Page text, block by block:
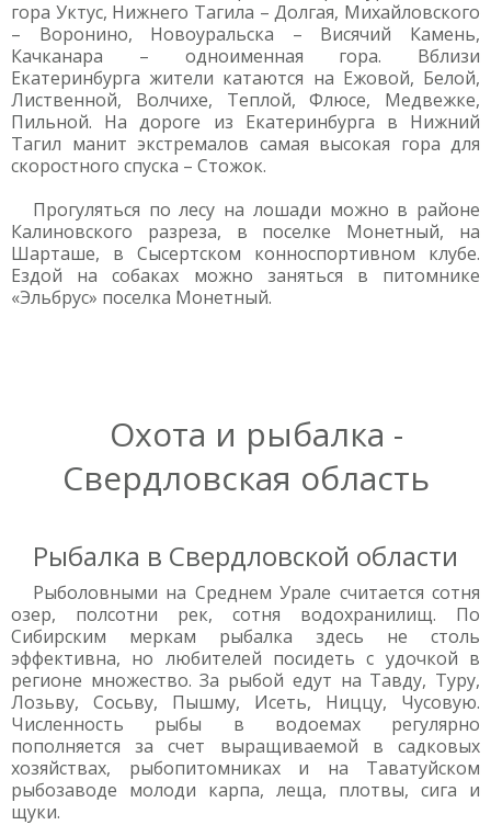
гора Уктус, Нижнего Тагила – Долгая, Михайловского
– Воронино, Новоуральска – Висячий Камень,
Качканара – одноименная гора. Вблизи
Екатеринбурга жители катаются на Ежовой, Белой,
Лиственной, Волчихе, Теплой, Флюсе, Медвежке,
Пильной. На дороге из Екатеринбурга в Нижний
Тагил манит экстремалов самая высокая гора для
скоростного спуска – Стожок.
Прогуляться по лесу на лошади можно в районе
Калиновского разреза, в поселке Монетный, на
Шарташе, в Сысертском конноспортивном клубе.
Ездой на собаках можно заняться в питомнике
«Эльбрус» поселка Монетный.
Охота и рыбалка -
Свердловская область
Рыбалка в Свердловской области
Рыболовными на Среднем Урале считается сотня
озер, полсотни рек, сотня водохранилищ. По
Сибирским меркам рыбалка здесь не столь
эффективна, но любителей посидеть с удочкой в
регионе множество. За рыбой едут на Тавду, Туру,
Лозьву, Сосьву, Пышму, Исеть, Ниццу, Чусовую.
Численность рыбы в водоемах регулярно
пополняется за счет выращиваемой в садковых
хозяйствах, рыбопитомниках и на Таватуйском
рыбозаводе молоди карпа, леща, плотвы, сига и
щуки.